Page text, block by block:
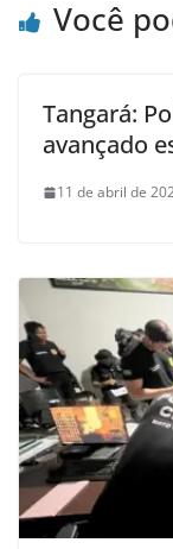
Você
Tangará:
avançado
11 de abril de